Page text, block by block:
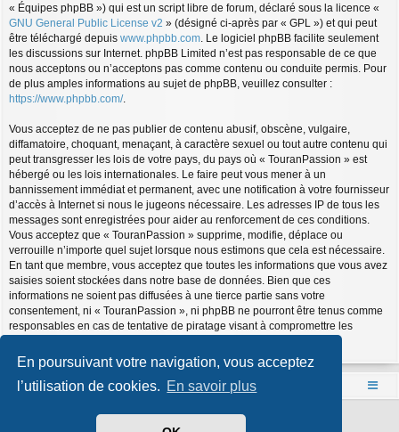
En poursuivant votre navigation, vous acceptez
l’utilisation de cookies. En savoir plus
« Équipes phpBB ») qui est un script libre de forum, déclaré sous la licence «
GNU General Public License v2 » (désigné ci-après par « GPL ») et qui peut
être téléchargé depuis www.phpbb.com. Le logiciel phpBB facilite seulement
les discussions sur Internet. phpBB Limited n’est pas responsable de ce que
nous acceptons ou n’acceptons pas comme contenu ou conduite permis. Pour
de plus amples informations au sujet de phpBB, veuillez consulter :
https://www.phpbb.com/.
Vous acceptez de ne pas publier de contenu abusif, obscène, vulgaire,
diffamatoire, choquant, menaçant, à caractère sexuel ou tout autre contenu qui
peut transgresser les lois de votre pays, du pays où « TouranPassion » est
hébergé ou les lois internationales. Le faire peut vous mener à un
bannissement immédiat et permanent, avec une notification à votre fournisseur
d’accès à Internet si nous le jugeons nécessaire. Les adresses IP de tous les
messages sont enregistrées pour aider au renforcement de ces conditions.
Vous acceptez que « TouranPassion » supprime, modifie, déplace ou
verrouille n’importe quel sujet lorsque nous estimons que cela est nécessaire.
En tant que membre, vous acceptez que toutes les informations que vous avez
saisies soient stockées dans notre base de données. Bien que ces
informations ne soient pas diffusées à une tierce partie sans votre
consentement, ni « TouranPassion », ni phpBB ne pourront être tenus comme
responsables en cas de tentative de piratage visant à compromettre les
Accueil Index du forum
Développé parphpBB® Forum Software © phpBB Limited